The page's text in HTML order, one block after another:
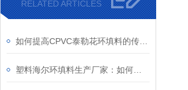
RELATED ARTICLES